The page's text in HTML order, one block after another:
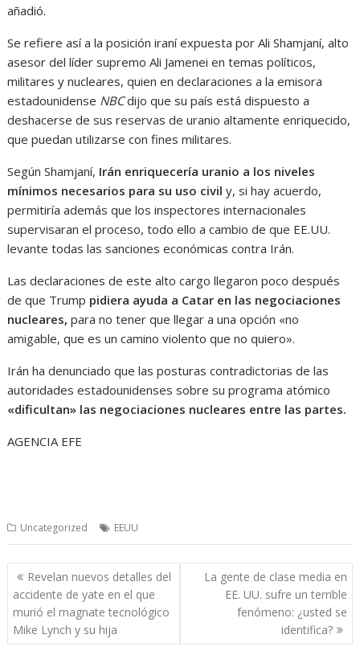
añadió.
Se refiere así a la posición iraní expuesta por Ali Shamjaní, alto
asesor del líder supremo Ali Jamenei en temas políticos,
militares y nucleares, quien en declaraciones a la emisora
estadounidense NBCdijo que su país está dispuesto a
deshacerse de sus reservas de uranio altamente enriquecido,
que puedan utilizarse con fines militares.
Según Shamjaní, Irán enriquecería uranio a los niveles
mínimos necesarios para su uso civil y, si hay acuerdo,
permitiría además que los inspectores internacionales
supervisaran el proceso, todo ello a cambio de que EE.UU.
levante todas las sanciones económicas contra Irán.
Las declaraciones de este alto cargo llegaron poco después
de que Trump pidiera ayuda a Catar en las negociaciones
nucleares, para no tener que llegar a una opción «no
amigable, que es un camino violento que no quiero».
Irán ha denunciado que las posturas contradictorias de las
autoridades estadounidenses sobre su programa atómico
«dificultan» las negociaciones nucleares entre las partes.
AGENCIA EFE
Uncategorized EEUU
Navegación
de
entradas
Revelan nuevos detalles del
accidente de yate en el que
murió el magnate tecnológico
Mike Lynch y su hija
La gente de clase media en
EE. UU. sufre un terrible
fenómeno: ¿usted se
identifica?